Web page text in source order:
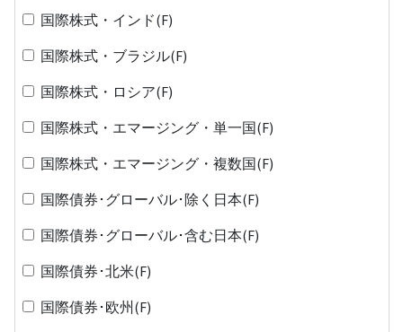
国際株式・インド(F)
国際株式・ブラジル(F)
国際株式・ロシア(F)
国際株式・エマージング・単一国(F)
国際株式・エマージング・複数国(F)
国際債券･グローバル･除く日本(F)
国際債券･グローバル･含む日本(F)
国際債券･北米(F)
国際債券･欧州(F)